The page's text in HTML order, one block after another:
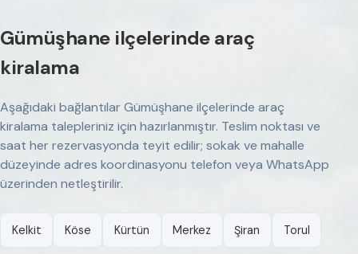
Gümüşhane ilçelerinde araç
kiralama
Aşağıdaki bağlantılar Gümüşhane ilçelerinde araç
kiralama talepleriniz için hazırlanmıştır. Teslim noktası ve
saat her rezervasyonda teyit edilir; sokak ve mahalle
düzeyinde adres koordinasyonu telefon veya WhatsApp
üzerinden netleştirilir.
Kelkit Köse Kürtün Merkez Şiran Torul